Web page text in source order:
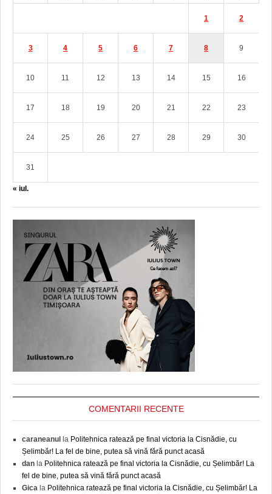
1 2
3 4 5 6 7 8 9
10 11 12 13 14 15 16
17 18 19 20 21 22 23
24 25 26 27 28 29 30
31
« iul.
COMENTARII RECENTE
caraneanul la Politehnica ratează pe final victoria la Cisnădie, cu
Șelimbăr! La fel de bine, putea să vină fără punct acasă
dan la Politehnica ratează pe final victoria la Cisnădie, cu Șelimbăr! La
fel de bine, putea să vină fără punct acasă
Gica la Politehnica ratează pe final victoria la Cisnădie, cu Șelimbăr! La